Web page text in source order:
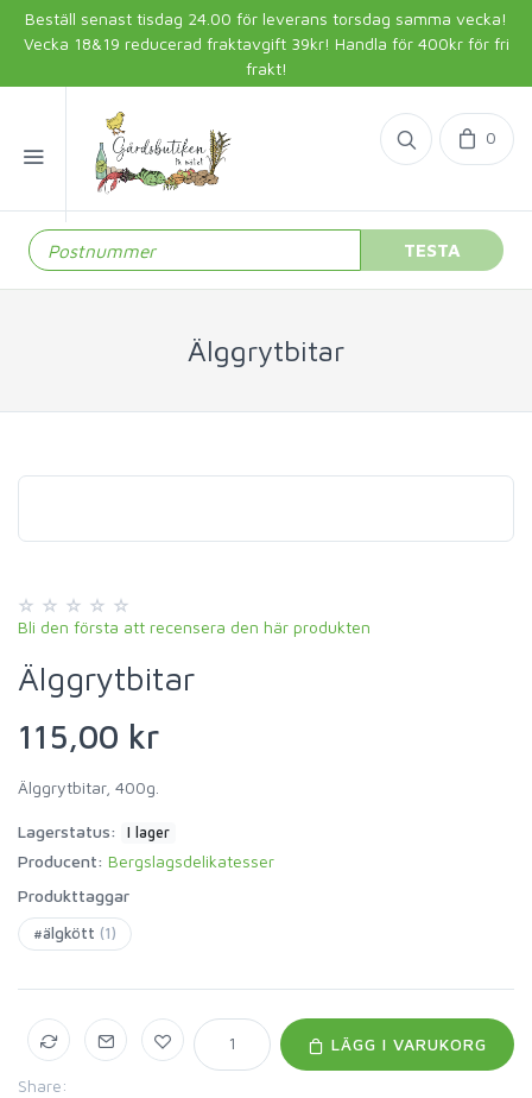
Beställ senast tisdag 24.00 för leverans torsdag samma vecka!
Vecka 18&19 reducerad fraktavgift 39kr! Handla för 400kr för fri
frakt!
0
TESTA
Älggrytbitar
Bli den första att recensera den här produkten
Älggrytbitar
115,00 kr
Älggrytbitar, 400g.
Lagerstatus: I lager
Producent: Bergslagsdelikatesser
Produkttaggar
#älgkött (1)
Share:
LÄGG I VARUKORG